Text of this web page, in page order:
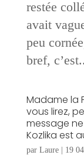
restée
avait
peu
bref,
Madame la
vous lirez,
message ne
Kozlika est
par Laure| 19